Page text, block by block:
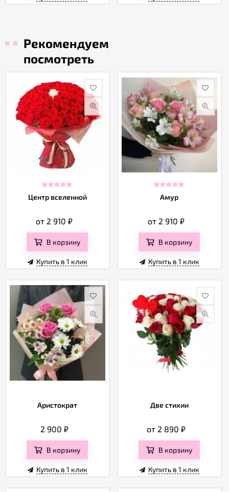
Рекомендуем
посмотреть
Центр вселенной
от 2 910₽
В корзину
Купить в 1 клик
Амур
от 2 910₽
В корзину
Купить в 1 клик
Аристократ
2 900 ₽
В корзину
Купить в 1 клик
Две стихии
от 2 890₽
В корзину
Купить в 1 клик